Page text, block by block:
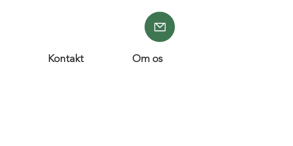
Kontakt Om os